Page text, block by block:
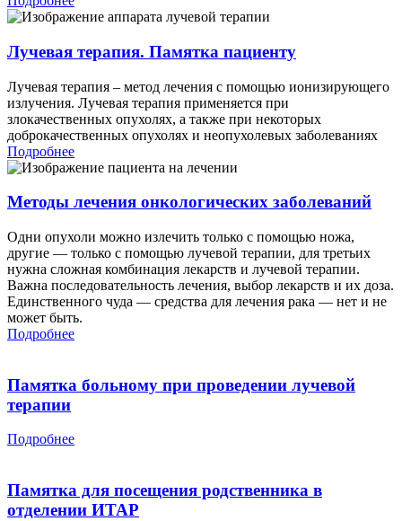
Лучевая терапия. Памятка пациенту
Лучевая терапия – метод лечения с помощью ионизирующего
излучения. Лучевая терапия применяется при
злокачественных опухолях, а также при некоторых
доброкачественных опухолях и неопухолевых заболеваниях
Подробнее
Методы лечения онкологических заболеваний
Одни опухоли можно излечить только с помощью ножа,
другие — только с помощью лучевой терапии, для третьих
нужна сложная комбинация лекарств и лучевой терапии.
Важна последовательность лечения, выбор лекарств и их доза.
Единственного чуда — средства для лечения рака — нет и не
может быть.
Подробнее
Памятка больному при проведении лучевой
терапии
Подробнее
Памятка для посещения родственника в
отделении ИТАР